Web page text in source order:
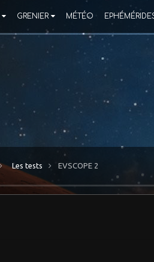
GRENIER MÉTÉO
Les tests EVSCOPE 2